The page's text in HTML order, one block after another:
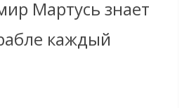
Мартусь знает
каждый